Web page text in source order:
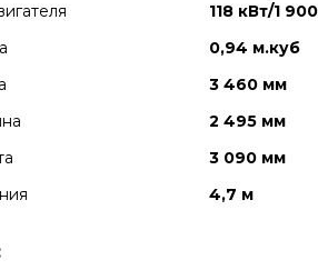
118 кВт/1
0,94 м.куб
3 460 мм
2 495 мм
3 090 мм
4,7 м